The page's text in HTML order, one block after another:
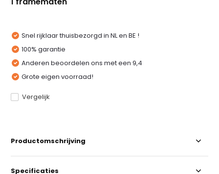
Snel rijklaar thuisbezorgd in NL en BE !
100% garantie
Anderen beoordelen ons met een 9,4
Grote eigen voorraad!
Vergelijk
Productomschrijving
Specificaties